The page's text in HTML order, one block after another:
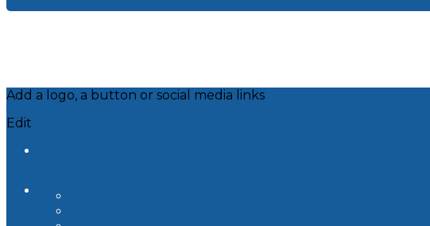
Add a logo, a button or social media links
Edit